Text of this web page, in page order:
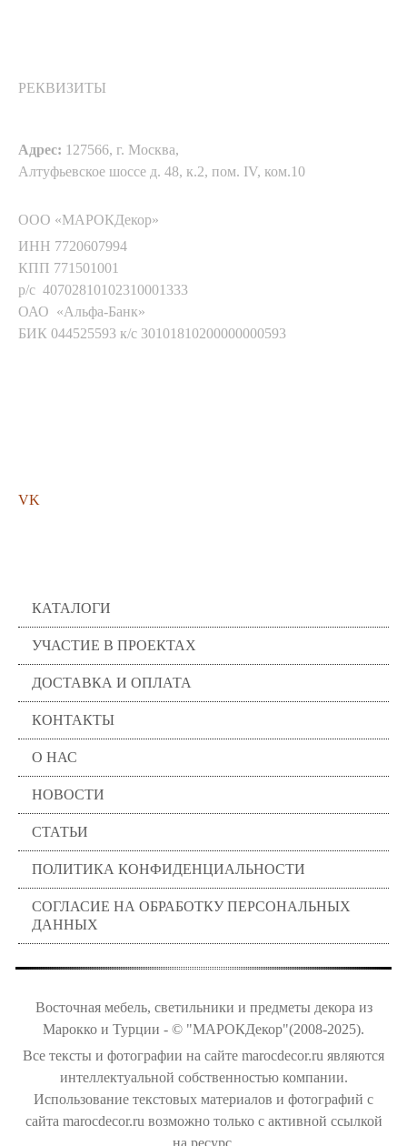
РЕКВИЗИТЫ
Адрес: 127566, г. Москва,
Алтуфьевское шоссе д. 48, к.2, пом. IV, ком.10
ООО «МАРОКДекор»
ИНН 7720607994
КПП 771501001
р/с 40702810102310001333
ОАО «Альфа-Банк»
БИК 044525593 к/с 30101810200000000593
VK
КАТАЛОГИ
УЧАСТИЕ В ПРОЕКТАХ
ДОСТАВКА И ОПЛАТА
КОНТАКТЫ
О НАС
НОВОСТИ
СТАТЬИ
ПОЛИТИКА КОНФИДЕНЦИАЛЬНОСТИ
СОГЛАСИЕ НА ОБРАБОТКУ ПЕРСОНАЛЬНЫХ
ДАННЫХ
Восточная мебель, светильники и предметы декора из
Марокко и Турции - © "МАРОКДекор"(2008-2025).
Все тексты и фотографии на сайте marocdecor.ru являются
интеллектуальной собственностью компании.
Использование текстовых материалов и фотографий с
сайта marocdecor.ru возможно только с активной ссылкой